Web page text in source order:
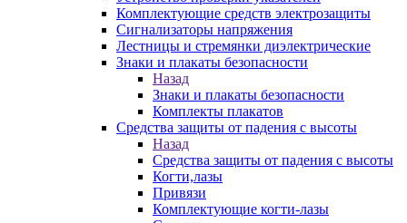
Комплектующие средств электрозащиты
Сигнализаторы напряжения
Лестницы и стремянки диэлектрические
Знаки и плакаты безопасности
Назад
Знаки и плакаты безопасности
Комплекты плакатов
Средства защиты от падения с высоты
Назад
Средства защиты от падения с высоты
Когти,лазы
Привязи
Комплектующие когти-лазы